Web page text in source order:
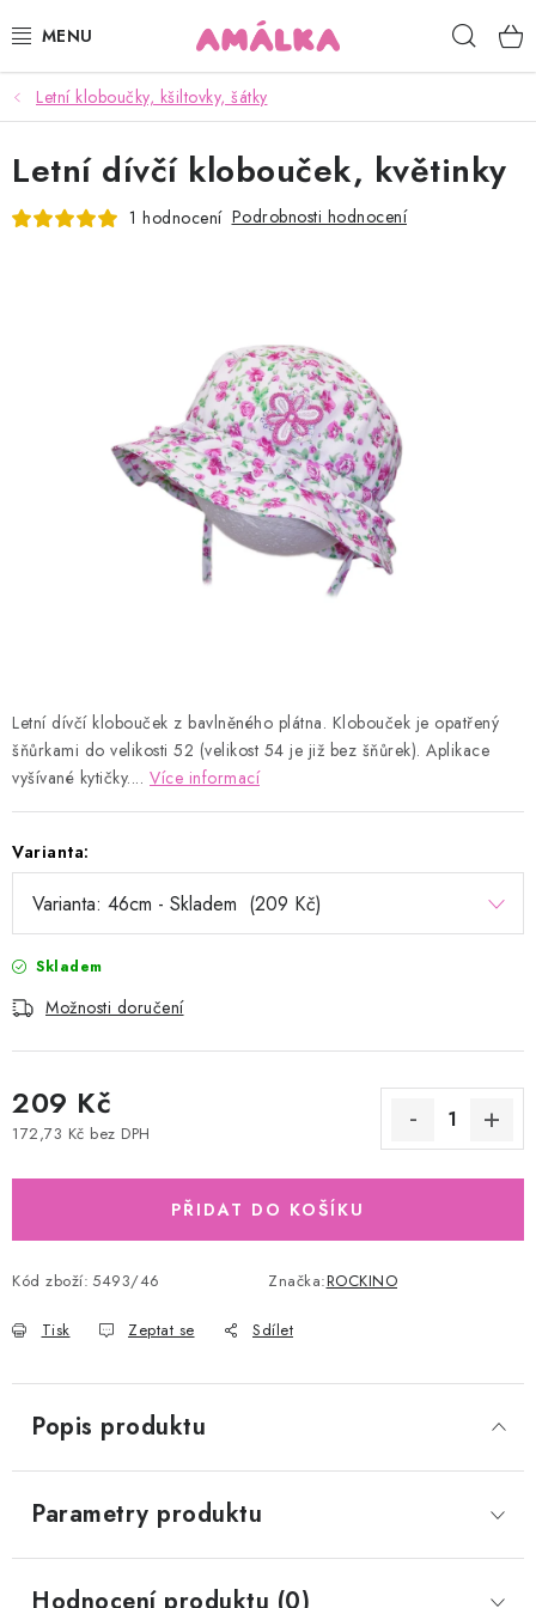
na
KOJENECKÉ, DĚTSKÉ OBLEČENÍ
ČEPICE, RUKAVICE, NÁKRČNÍKY
OSUŠKY, BRYNDÁKY, DEKY, DOPLŇKY
HODNOCENÍ OBCHODU
Proč AMÁLKA?
Doprava a platba
Postup pro vrácení a výměnu
Letní kloboučky, kšiltovky, šátky
Letní dívčí klobouček z bavlněného plátna. Klobouček je opatřený
šňůrkami do velikosti 52 (velikost 54 je již bez šňůrek). Aplikace
vyšívané kytičky.... Více informací
Varianta:
Skladem
Možnosti doručení
209 Kč
172,73 Kč bez DPH
PŘIDAT DO KOŠÍKU
Kód zboží: 5493/46 Značka:ROCKINO
Tisk Zeptat se Sdílet
Letní dívčí klobouček, květinky
1 hodnocení Podrobnosti hodnocení
Popis produktu
Parametry produktu